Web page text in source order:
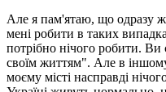
Але я пам'ятаю, що одразу
мені робити в таких
потрібно нічого робити. Ви
своїм життям". Але в
моєму місті насправді